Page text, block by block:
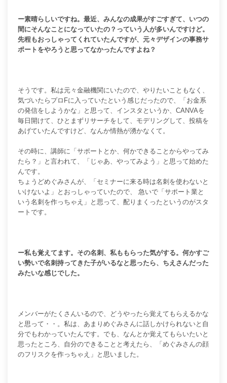
ー素晴らしいですね。最近、みんなの成果がすごすぎて、いつの
間にそんなことになっていたの？っていう人が多いんですけど。
先程もおっしゃってくれていたんですが、元々デザインの事務サ
ポートをやろうと思ってなかったんですよね？
そうです。私は元々金融機関にいたので、やりたいこともなく、
気づいたらプロFに入っていたという感じだったので、「お金系
の発信をしようかな」と思って、インスタというか、CANVAを
毎日開けて、ひとまずリサーチをして、モデリングして、投稿を
あげていたんですけど、なんか情熱が湧かなくて。
その時に、講師に「サポートとか、何かできることからやってみ
たら？」と言われて、「じゃあ、やってみよう」と思って始めた
んです。
ちょうどめぐみさんが、「セミナーに来る時は名刺を使わないと
いけないよ」とおっしゃっていたので、 急いで「サポート業と
いう名刺を作っちゃえ」と思って、配りまくったというのがスタ
ートです。
ー私も覚えてます。その名刺、私ももらった気がする。何かすご
い勢いで名刺持ってきた子がいるなと思ったら、ちえさんだった
みたいな感じでした。
メンバーがたくさんいるので、どうやったら覚えてもらえるかな
と思って・・。私は、あまりめぐみさんに話しかけられないと自
分でもわかっていたんです。でも、なんとか覚えてもらいたいと
思ったところ、自分のできることと考えたら、「めぐみさんの顔
のフリスクを作っちゃえ」と思いました。